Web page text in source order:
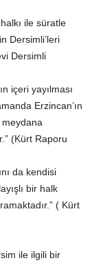
ile süratle
Dersimli’leri
Dersimli
içeri yayılması
Erzincan’ın
meydana
(Kürt Raporu
da kendisi
bir halk
( Kürt
ile ilgili bir